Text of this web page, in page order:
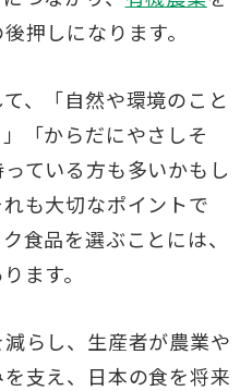
押しになります。
、「自然や環境のこと
「からだにやさしそ
ている方も多いかもし
も大切なポイントで
食品を選ぶことには、
ます。
らし、生産者が農業や
支え、日本の食を将来